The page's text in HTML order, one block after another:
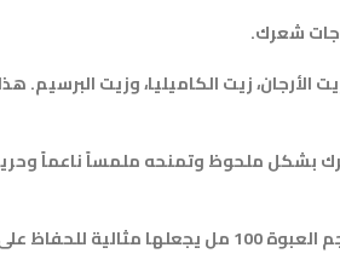
زيت الكاميليا، وزيت البرسيم.
ملحوظ وتمنحه ملمساً ناعماً
يمكن استخدام هذا المنتج على الشعر الرطب قبل تجفيفه أو على الشعر الجاف لتحسين